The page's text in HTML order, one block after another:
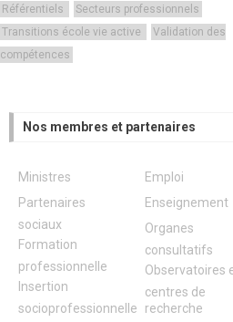
Référentiels
Secteurs professionnels
Transitions école vie active
Validation des
compétences
Nos membres et partenaires
Ministres
Partenaires
sociaux
Formation
professionnelle
Insertion
socioprofessionnelle
Emploi
Enseignement
Organes
consultatifs
Observatoires
centres de
recherche